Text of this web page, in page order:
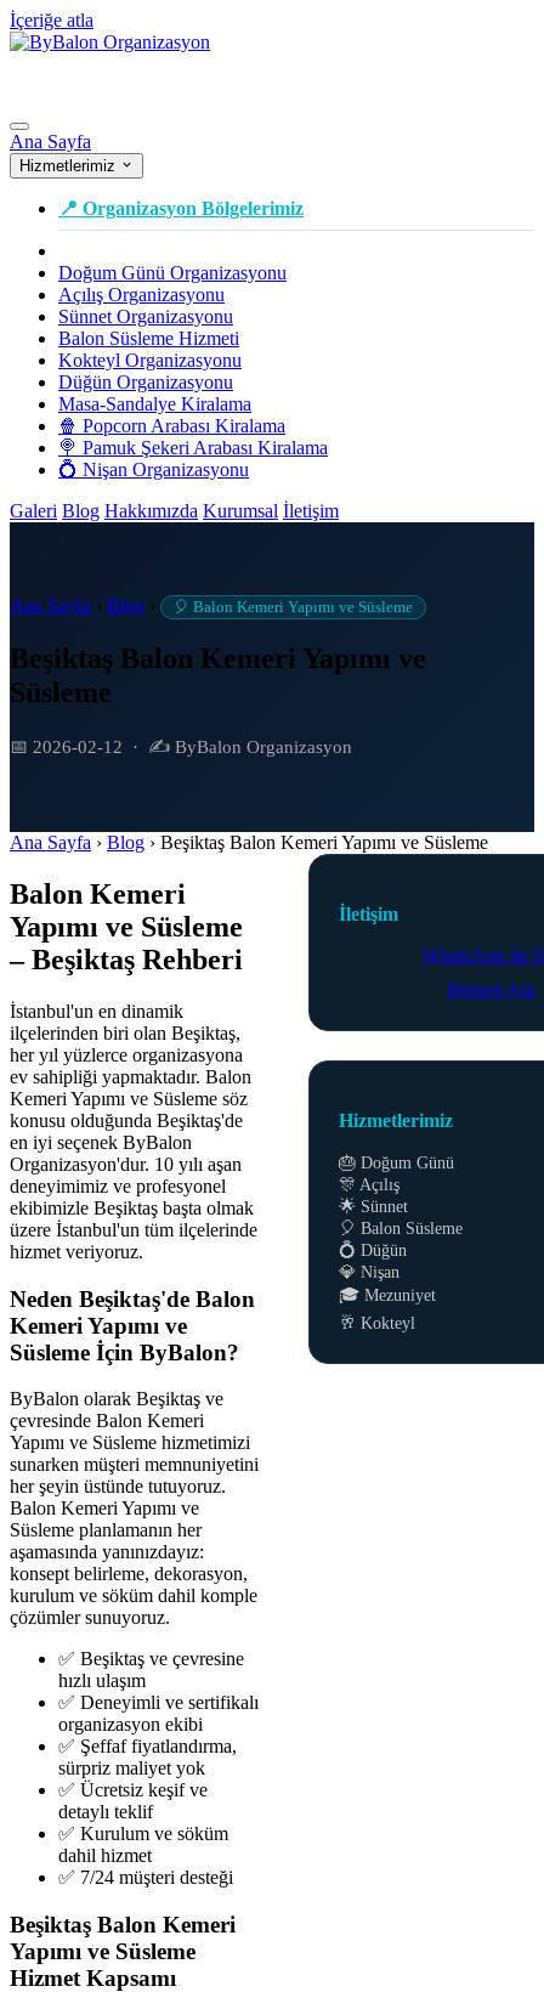
İçeriğe atla
Ana Sayfa
Hizmetlerimiz
📍 Organizasyon Bölgelerimiz
Doğum Günü Organizasyonu
Açılış Organizasyonu
Sünnet Organizasyonu
Balon Süsleme Hizmeti
Kokteyl Organizasyonu
Düğün Organizasyonu
Masa-Sandalye Kiralama
🍿 Popcorn Arabası Kiralama
🍭 Pamuk Şekeri Arabası Kiralama
💍 Nişan Organizasyonu
Galeri Blog Hakkımızda Kurumsal İletişim
Ana Sayfa › Blog › 🎈 Balon Kemeri Yapımı ve Süsleme
Beşiktaş Balon Kemeri Yapımı ve
Süsleme
📅 2026-02-12 · ✍️ ByBalon Organizasyon
Ana Sayfa › Blog › Beşiktaş Balon Kemeri Yapımı ve Süsleme
Balon Kemeri
Yapımı ve Süsleme
– Beşiktaş Rehberi
İstanbul'un en dinamik
ilçelerinden biri olan Beşiktaş,
her yıl yüzlerce organizasyona
ev sahipliği yapmaktadır. Balon
Kemeri Yapımı ve Süsleme söz
konusu olduğunda Beşiktaş'de
en iyi seçenek ByBalon
Organizasyon'dur. 10 yılı aşan
deneyimimiz ve profesyonel
ekibimizle Beşiktaş başta olmak
üzere İstanbul'un tüm ilçelerinde
hizmet veriyoruz.
Neden Beşiktaş'de Balon
Kemeri Yapımı ve
Süsleme İçin ByBalon?
ByBalon olarak Beşiktaş ve
çevresinde Balon Kemeri
Yapımı ve Süsleme hizmetimizi
sunarken müşteri memnuniyetini
her şeyin üstünde tutuyoruz.
Balon Kemeri Yapımı ve
Süsleme planlamanın her
aşamasında yanınızdayız:
konsept belirleme, dekorasyon,
kurulum ve söküm dahil komple
çözümler sunuyoruz.
✅ Beşiktaş ve çevresine
hızlı ulaşım
✅ Deneyimli ve sertifikalı
organizasyon ekibi
✅ Şeffaf fiyatlandırma,
sürpriz maliyet yok
✅ Ücretsiz keşif ve
detaylı teklif
✅ Kurulum ve söküm
dahil hizmet
✅ 7/24 müşteri desteği
Beşiktaş Balon Kemeri
Yapımı ve Süsleme
Hizmet Kapsamı
İletişim
WhatsApp ile
Hemen Ara
Hizmetlerimiz
🎂 Doğum Günü
🎊 Açılış
🌟 Sünnet
🎈 Balon Süsleme
💍 Düğün
💎 Nişan
🎓 Mezuniyet
🥂 Kokteyl